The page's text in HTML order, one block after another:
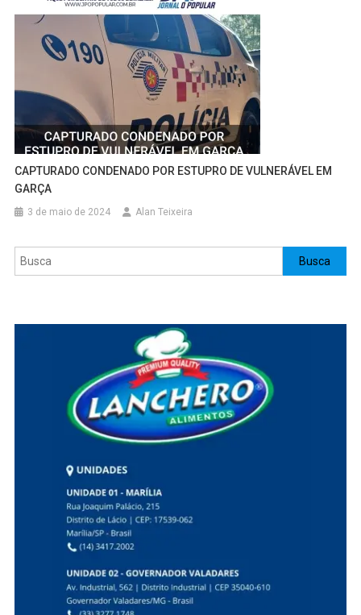
CAPTURADO CONDENADO POR ESTUPRO DE VULNERÁVEL EM
GARÇA
3 de maio de 2024 Alan Teixeira
Pesquisar Busca